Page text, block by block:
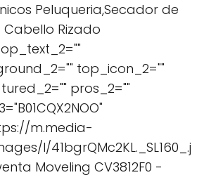
Peluqueria,Secador de
Cabello Rizado
top_icon_2=""
pros_2=""
m.media-
I/41bgrQMc2KL._SL160_.j
Moveling CV3812F0 -